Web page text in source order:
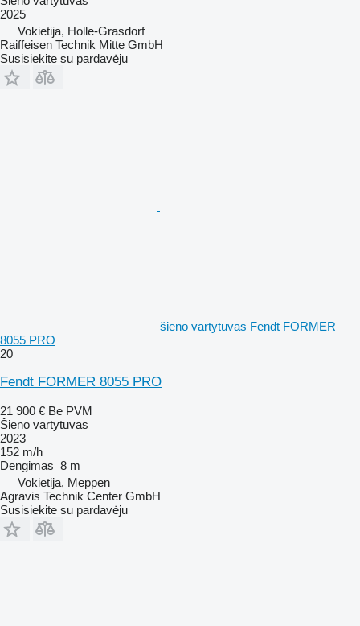
2025
Vokietija, Holle-Grasdorf
Raiffeisen Technik Mitte GmbH
Susisiekite su pardavėju
šieno vartytuvas Fendt FORMER
8055 PRO
20
Fendt FORMER 8055 PRO
21 900 € Be PVM
Šieno vartytuvas
2023
152 m/h
Dengimas 8 m
Vokietija, Meppen
Agravis Technik Center GmbH
Susisiekite su pardavėju